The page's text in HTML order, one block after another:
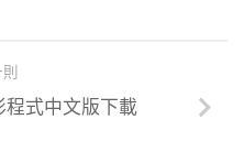
程式中文版下載